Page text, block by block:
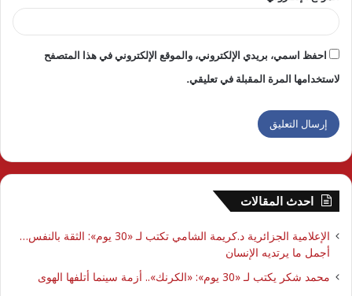
احفظ اسمي، بريدي الإلكتروني، والموقع الإلكتروني في هذا المتصفح
لاستخدامها المرة المقبلة في تعليقي.
احدث المقالات
الإعلامية الجزائرية د.كريمة الشامي تكتب لـ «30 يوم»: الثقة بالنفس…
أجمل ما يرتديه الإنسان
محمد شكر يكتب لـ «30 يوم»: «الكرنك».. أزمة سينما أتلفها الهوى